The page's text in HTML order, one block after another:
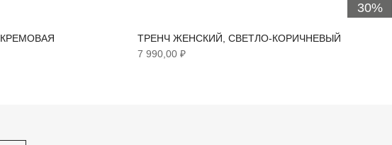
30%
ТРЕНЧ ЖЕНСКИЙ, СВЕТЛО-КОРИЧНЕВЫЙ
7 990,00 ₽